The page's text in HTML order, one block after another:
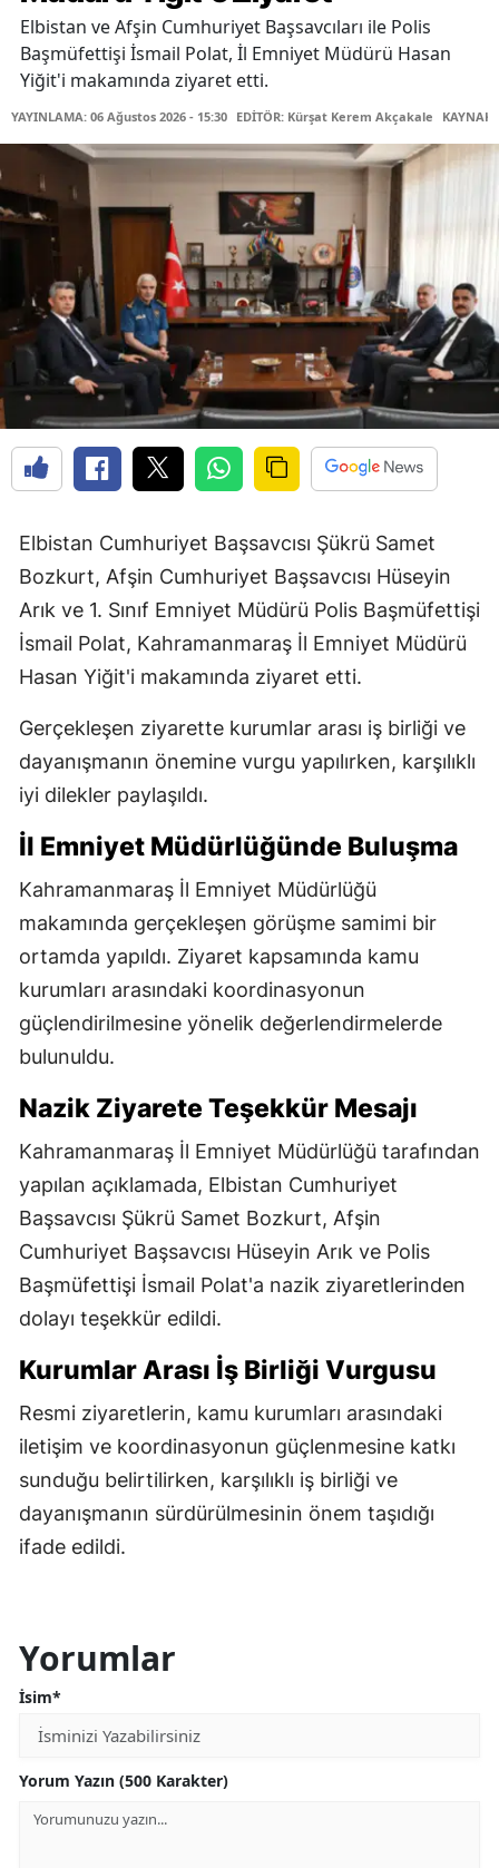
Elbistan ve Afşin Cumhuriyet Başsavcıları ile Polis
Başmüfettişi İsmail Polat, İl Emniyet Müdürü Hasan
Yiğit'i makamında ziyaret etti.
YAYINLAMA: 06 Ağustos 2026 - 15:30 EDİTÖR: Kürşat Kerem Akçakale
Elbistan Cumhuriyet Başsavcısı Şükrü Samet
Bozkurt, Afşin Cumhuriyet Başsavcısı Hüseyin
Arık ve 1. Sınıf Emniyet Müdürü Polis Başmüfettişi
İsmail Polat, Kahramanmaraş İl Emniyet Müdürü
Hasan Yiğit'i makamında ziyaret etti.
Gerçekleşen ziyarette kurumlar arası iş birliği ve
dayanışmanın önemine vurgu yapılırken, karşılıklı
iyi dilekler paylaşıldı.
İl Emniyet Müdürlüğünde Buluşma
Kahramanmaraş İl Emniyet Müdürlüğü
makamında gerçekleşen görüşme samimi bir
ortamda yapıldı. Ziyaret kapsamında kamu
kurumları arasındaki koordinasyonun
güçlendirilmesine yönelik değerlendirmelerde
bulunuldu.
Nazik Ziyarete Teşekkür Mesajı
Kahramanmaraş İl Emniyet Müdürlüğü tarafından
yapılan açıklamada, Elbistan Cumhuriyet
Başsavcısı Şükrü Samet Bozkurt, Afşin
Cumhuriyet Başsavcısı Hüseyin Arık ve Polis
Başmüfettişi İsmail Polat'a nazik ziyaretlerinden
dolayı teşekkür edildi.
Kurumlar Arası İş Birliği Vurgusu
Resmi ziyaretlerin, kamu kurumları arasındaki
iletişim ve koordinasyonun güçlenmesine katkı
sunduğu belirtilirken, karşılıklı iş birliği ve
dayanışmanın sürdürülmesinin önem taşıdığı
ifade edildi.
Yorumlar
İsim*
Yorum Yazın (500 Karakter)